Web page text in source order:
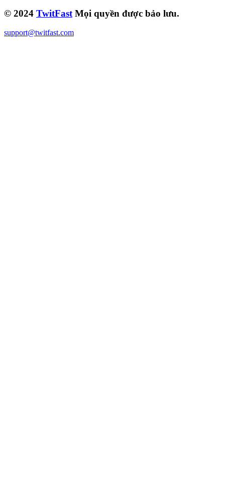
© 2024 TwitFast Mọi quyền được bảo lưu.
support@twitfast.com